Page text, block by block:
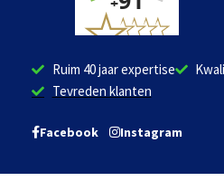
Ruim 40 jaar expertise
Tevreden klanten
Facebook Instagram